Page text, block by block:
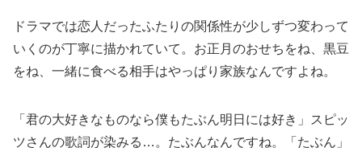
ドラマでは恋人だったふたりの関係性が少しずつ変わって
いくのが丁寧に描かれていて。お正月のおせちをね、黒豆
をね、一緒に食べる相手はやっぱり家族なんですよね。
「君の大好きなものなら僕もたぶん明日には好き」スピッ
ツさんの歌詞が染みる…。たぶんなんですね。「たぶん」